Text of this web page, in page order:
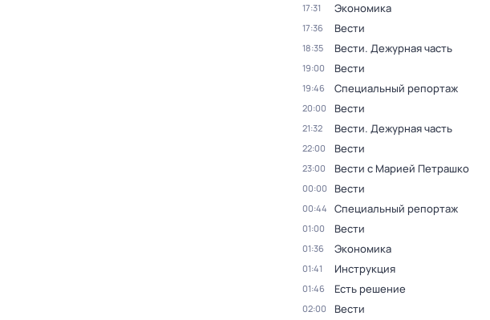
17:31 Экономика
17:36 Вести
18:35 Вести. Дежурная часть
19:00 Вести
19:46 Специальный репортаж
20:00 Вести
21:32 Вести. Дежурная часть
22:00 Вести
23:00 Вести с Марией Петрашко
00:00 Вести
00:44 Специальный репортаж
01:00 Вести
01:36 Экономика
01:41 Инструкция
01:46 Есть решение
02:00 Вести